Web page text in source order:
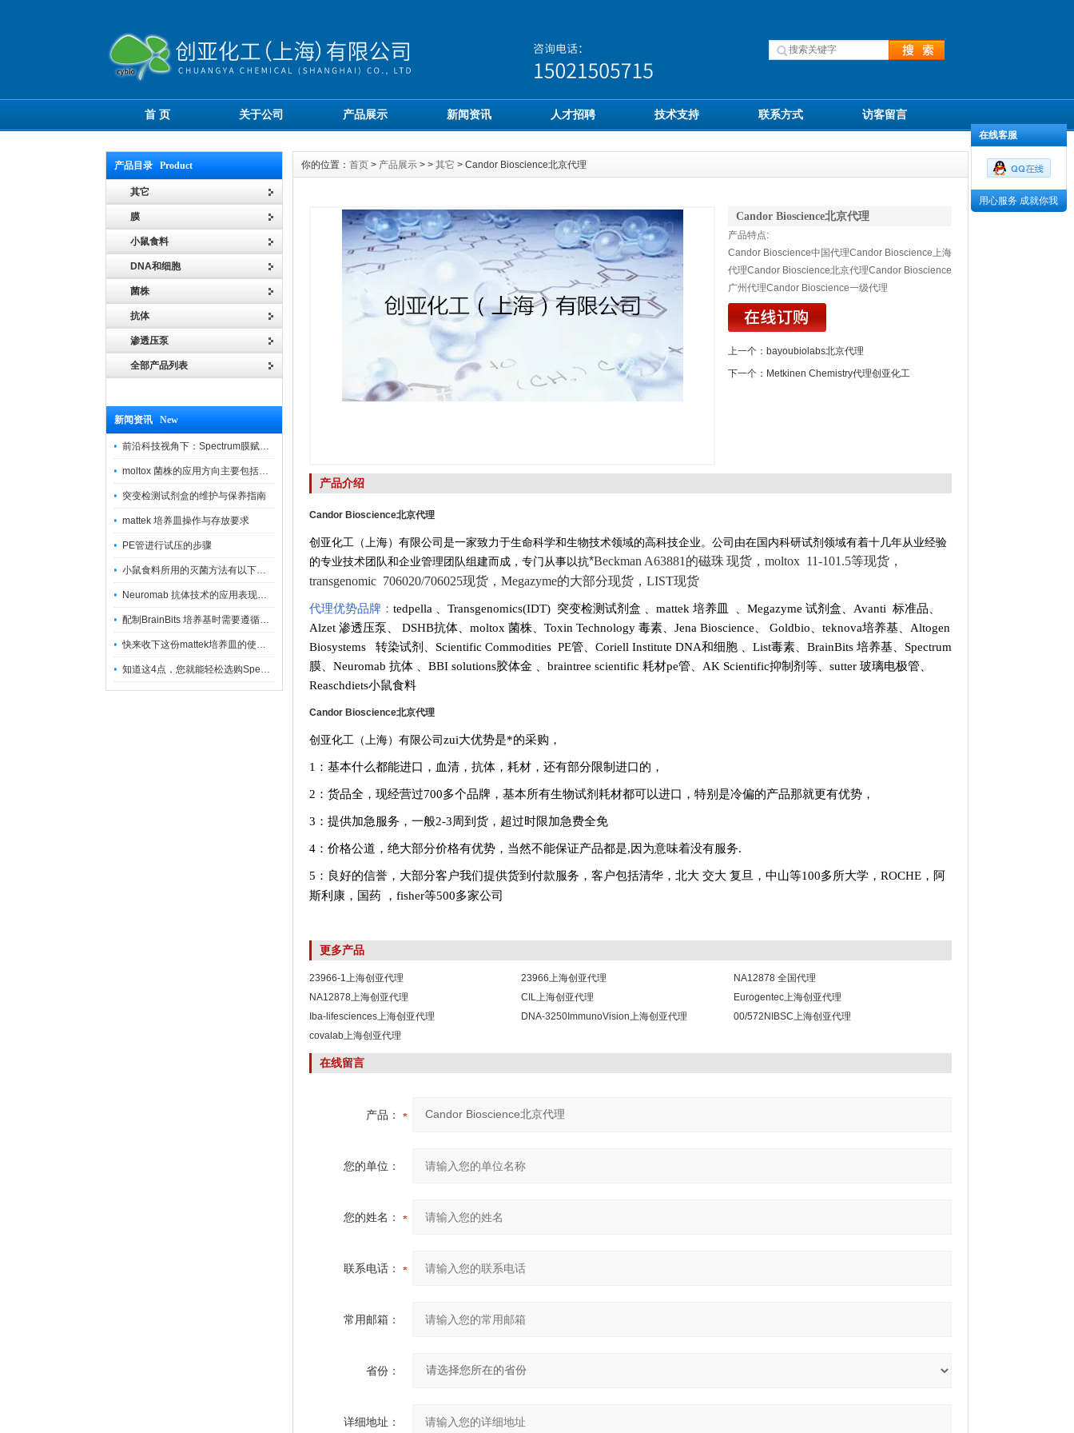
首 页 关于公司 产品展示 新闻资讯 人才招聘 技术支持 联系方式 访客留言
产品目录 Product
其它
膜
小鼠食料
DNA和细胞
菌株
抗体
渗透压泵
全部产品列表
新闻资讯 New
前沿科技视角下：Spectrum膜赋能精密制造
moltox 菌株的应用方向主要包括以下几个方面
突变检测试剂盒的维护与保养指南
mattek 培养皿操作与存放要求
PE管进行试压的步骤
小鼠食料所用的灭菌方法有以下三种
Neuromab 抗体技术的应用表现在这几方面
配制BrainBits 培养基时需要遵循的原则
快来收下这份mattek培养皿的使用指南
知道这4点，您就能轻松选购Spectrum 膜
你的位置： 首页 > 产品展示 > > 其它 > Candor Bioscience北京代理
Candor Bioscience北京代理
产品特点:
Candor Bioscience中国代理Candor Bioscience上海
代理Candor Bioscience北京代理Candor Bioscience
广州代理Candor Bioscience一级代理
上一个： bayoubiolabs北京代理
下一个： Metkinen Chemistry代理创亚化工
产品介绍
Candor Bioscience北京代理
创亚化工（上海）有限公司是一家致力于生命科学和生物技术领域的高科技企业。公司由在国内科研试剂领域有着十几年从业经验
的专业技术团队和企业管理团队组建而成，专门从事以抗*Beckman A63881的磁珠 现货，moltox 11-101.5等现货，
transgenomic 706020/706025现货，Megazyme的大部分现货，LIST现货
代理优势品牌： tedpella Transgenomics(IDT) 突变检测试剂盒 mattek 培养皿 Megazyme 试剂盒 Avanti 标准品
Alzet 渗透压泵
DSHB抗体 moltox 菌株 Toxin Technology 毒素、 Jena Bioscience Goldbio teknova培养基
Altogen
Biosystems 转染试剂
Scientific Commodities PE管 Coriell Institute DNA和细胞 List毒素、 BrainBits 培养基
Spectrum
膜
Neuromab 抗体 BBI solutions胶体金 braintree scientific 耗材pe管 AK Scientific抑制剂等、 sutter 玻璃电极管
Reaschdiets小鼠食料
Candor Bioscience北京代理
创亚化工（上海）有限公司zui大优势是*的采购，
1：基本什么都能进口，血清，抗体，耗材，还有部分限制进口的，
2：货品全，现经营过700多个品牌，基本所有生物试剂耗材都可以进口，特别是冷偏的产品那就更有优势，
3：提供加急服务，一般2-3周到货，超过时限加急费全免
4：价格公道，绝大部分价格有优势，当然不能保证产品都是,因为意味着没有服务.
5：良好的信誉，大部分客户我们提供货到付款服务，客户包括清华，北大 交大 复旦，中山等100多所大学，ROCHE，阿
斯利康，国药
，fisher等500多家公司
更多产品
23966-1上海创亚代理 23966上海创亚代理
NA12878 全国代理
NA12878上海创亚代理
CIL上海创亚代理
Eurogentec上海创亚代理
Iba-lifesciences上海创亚代理
DNA-3250ImmunoVision上海创亚代理
00/572NIBSC上海创亚代理
covalab上海创亚代理
在线留言
产品：
您的单位：
您的姓名：
联系电话：
常用邮箱：
省份：
详细地址：
在线客服
用心服务 成就你我